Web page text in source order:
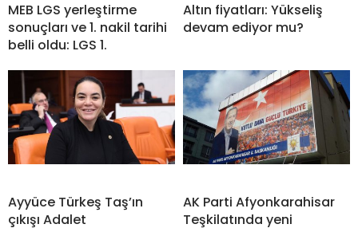
MEB LGS yerleştirme
sonuçları ve 1. nakil tarihi
belli oldu: LGS 1.
Altın fiyatları: Yükseliş
devam ediyor mu?
Ayyüce Türkeş Taş’ın
çıkışı Adalet
AK Parti Afyonkarahisar
Teşkilatında yeni